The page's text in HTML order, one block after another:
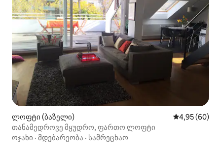
ლოფტი (ბაზელი) საშუალო
4,95 (60)
თანამედროვე მყუდრო, ფართო ლოფტი
ოჯახი · მდებარეობა · სამრეცხაო